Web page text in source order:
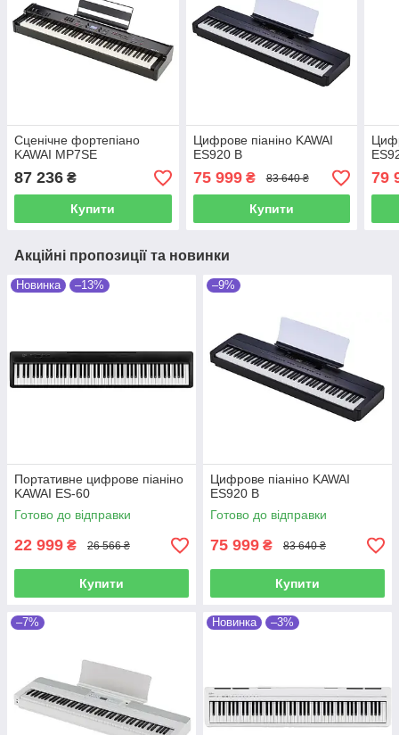
Сценічне фортепіано
KAWAI MP7SE
87 236 ₴
Купити
Цифрове піаніно KAWAI
ES920 B
75 999₴ 83 640 ₴
Купити
79
Акційні пропозиції та новинки
Новинка –13%
Портативне цифрове піаніно
KAWAI ES-60
Готово до відправки
22 999 ₴ 26 566 ₴
Купити
–9%
Цифрове піаніно KAWAI
ES920 B
Готово до відправки
75 999 ₴ 83 640 ₴
Купити
–7% Новинка –3%